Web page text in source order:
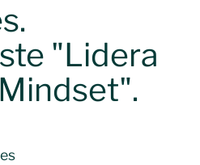
"Lidera